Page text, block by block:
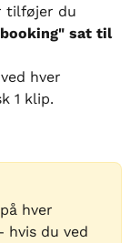
tilføjer du
sat til
hver
1 klip.
hver
hvis du ved